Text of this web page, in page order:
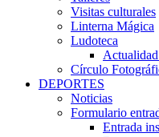
Visitas culturales
Linterna Mágica
Ludoteca
Círculo
DEPORTES
Noticias
Formulario
Entrada